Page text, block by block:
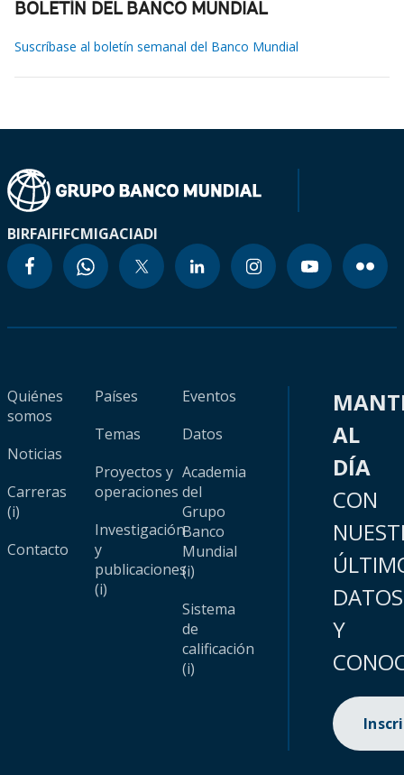
BOLETÍN DEL BANCO MUNDIAL
Suscríbase al boletín semanal del Banco Mundial
BIRFAIFIFCMIGACIADI
Quiénes
somos
Noticias
Carreras
(i)
Contacto
Países
Temas
Proyectos y
operaciones
Investigación
y
publicaciones
(i)
Eventos
Datos
Academia
del
Grupo
Banco
Mundial
(i)
Sistema
de
calificación
(i)
AL
DÍA
CON
DATOS
Y